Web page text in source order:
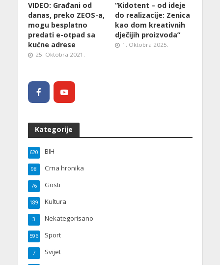
VIDEO: Građani od
danas, preko ZEOS-a,
mogu besplatno
predati e-otpad sa
kućne adrese
25. Oktobra 2021.
“Kidotent – od ideje
do realizacije: Zenica
kao dom kreativnih
dječijih proizvoda”
1. Oktobra 2025.
Kategorije
BIH
620
Crna hronika
98
Gosti
76
Kultura
189
Nekategorisano
3
Sport
596
Svijet
7